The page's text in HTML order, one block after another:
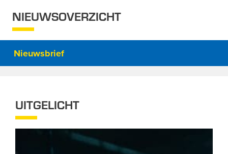
NIEUWSOVERZICHT
Nieuwsbrief
UITGELICHT